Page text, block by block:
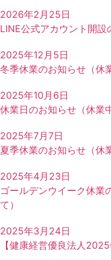
2026年2月25日
LINE公式アカウント開設
2025年12月5日
冬季休業のお知らせ（休
2025年10月6日
休業日のお知らせ（休業
2025年7月7日
夏季休業のお知らせ（休
2025年4月23日
ゴールデンウイーク休業
て）
2025年3月24日
【健康経営優良法人